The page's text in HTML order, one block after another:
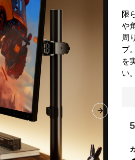
Next slide
限
や
周
プ
を
い。